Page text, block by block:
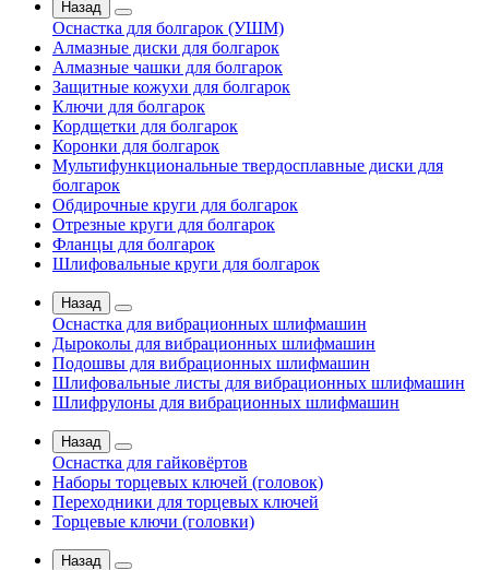
Назад
Оснастка для болгарок (УШМ)
Алмазные диски для болгарок
Алмазные чашки для болгарок
Защитные кожухи для болгарок
Ключи для болгарок
Кордщетки для болгарок
Коронки для болгарок
Мультифункциональные твердосплавные диски для
болгарок
Обдирочные круги для болгарок
Отрезные круги для болгарок
Фланцы для болгарок
Шлифовальные круги для болгарок
Назад
Оснастка для вибрационных шлифмашин
Дыроколы для вибрационных шлифмашин
Подошвы для вибрационных шлифмашин
Шлифовальные листы для вибрационных шлифмашин
Шлифрулоны для вибрационных шлифмашин
Назад
Оснастка для гайковёртов
Наборы торцевых ключей (головок)
Переходники для торцевых ключей
Торцевые ключи (головки)
Назад